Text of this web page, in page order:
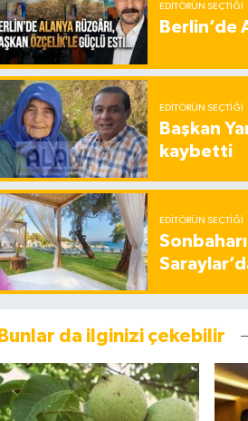
EDITÖRÜN SEÇTIĞI
Berlin’de
EDITÖRÜN SEÇTIĞI
Başkan
kaybetti
EDITÖRÜN SEÇTIĞI
Bunlar da ilginizi çekebilir